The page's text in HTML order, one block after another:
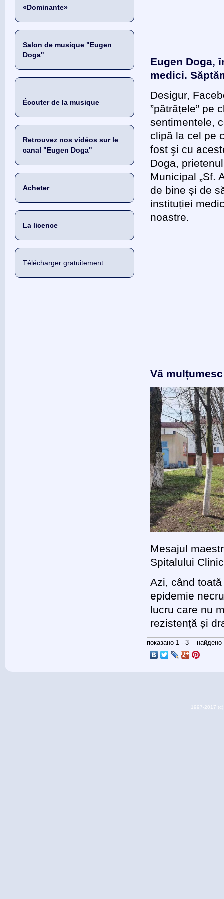
«Dominante»
Salon de musique "Eugen
Doga"
Écouter de la musique
Retrouvez nos vidéos sur le
canal "Eugen Doga"
Acheter
La licence
Télécharger gratuitement
Eugen Doga,
medici.
Desigur,
”pătrățele” pe
sentimentele,
clipă la cel pe
fost şi cu
Doga,
Municipal „Sf.
de bine și de
instituției
noastre.
Vă
Mesajul
Spitalului
Azi, când
epidemie
lucru care nu
rezistență și
показано 1 - 3 найдено
1997-2017